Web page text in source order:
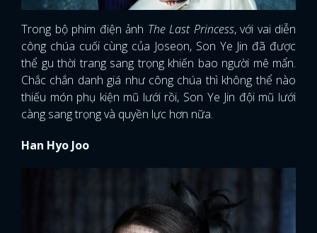
Trong bộ phim điện ảnh The Last Princess, với vai diễn
công chúa cuối cùng của Joseon, Son Ye Jin đã được
thể gu thời trang sang trọng khiến bao người mê mẩn.
Chắc chắn danh giá như công chúa thì không thể nào
thiếu món phụ kiện mũ lưới rồi, Son Ye Jin đội mũ lưới
càng sang trọng và quyền lực hơn nữa.
Han Hyo Joo